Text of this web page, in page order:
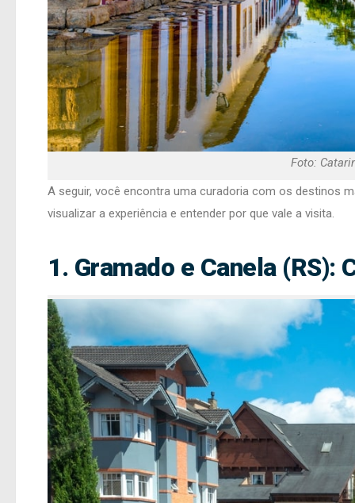
Foto:
A seguir, você encontra uma curadoria com os destinos
visualizar a experiência e entender por que vale a visita.
1. Gramado e Canela (RS):